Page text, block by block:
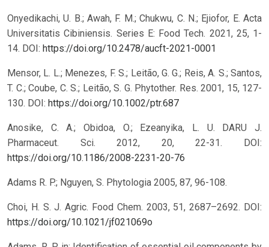
Onyedikachi, U. B.; Awah, F. M.; Chukwu, C. N.; Ejiofor, E. Acta
Universitatis Cibiniensis. Series E: Food Tech. 2021, 25, 1-
14. DOI: https://doi.org/10.2478/aucft-2021-0001
Mensor, L. L.; Menezes, F. S.; Leitão, G. G.; Reis, A. S.; Santos,
T. C.; Coube, C. S.; Leitão, S. G. Phytother. Res. 2001, 15, 127-
130. DOI: https://doi.org/10.1002/ptr.687
Anosike, C. A.; Obidoa, O.; Ezeanyika, L. U. DARU J.
Pharmaceut. Sci. 2012, 20, 22-31. DOI:
https://doi.org/10.1186/2008-2231-20-76
Adams R. P.; Nguyen, S. Phytologia 2005, 87, 96-108.
Choi, H. S. J. Agric. Food Chem. 2003, 51, 2687–2692. DOI:
https://doi.org/10.1021/jf021069o